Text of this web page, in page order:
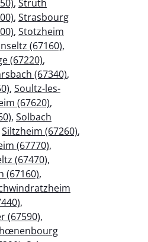
, Struth
, Strasbourg
, Stotzheim
(67160),
(67220),
(67340),
, Soultz-les-
(67620),
, Solbach
Siltzheim (67260),
(67770),
(67470),
(67160),
,
(67590),